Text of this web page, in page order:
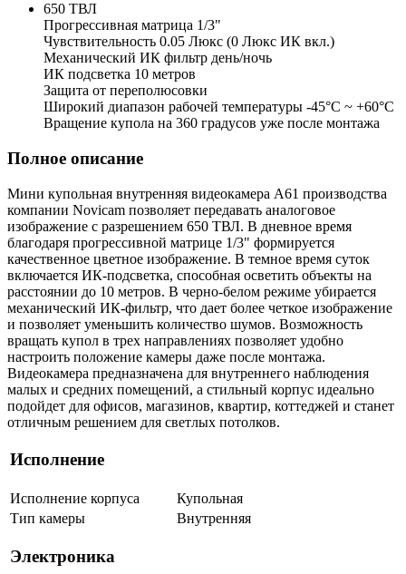
650 ТВЛ
Прогрессивная матрица 1/3"
Чувствительность 0.05 Люкс (0 Люкс ИК вкл.)
Механический ИК фильтр день/ночь
ИК подсветка 10 метров
Защита от переполюсовки
Широкий диапазон рабочей температуры -45°С ~ +60°С
Вращение купола на 360 градусов уже после монтажа
Полное описание
Мини купольная внутренняя видеокамера А61 производства
компании Novicam позволяет передавать аналоговое
изображение с разрешением 650 ТВЛ. В дневное время
благодаря прогрессивной матрице 1/3" формируется
качественное цветное изображение. В темное время суток
включается ИК-подсветка, способная осветить объекты на
расстоянии до 10 метров. В черно-белом режиме убирается
механический ИК-фильтр, что дает более четкое изображение
и позволяет уменьшить количество шумов. Возможность
вращать купол в трех направлениях позволяет удобно
настроить положение камеры даже после монтажа.
Видеокамера предназначена для внутреннего наблюдения
малых и средних помещений, а стильный корпус идеально
подойдет для офисов, магазинов, квартир, коттеджей и станет
отличным решением для светлых потолков.
Исполнение
Исполнение корпуса
Купольная
Тип камеры
Внутренняя
Электроника